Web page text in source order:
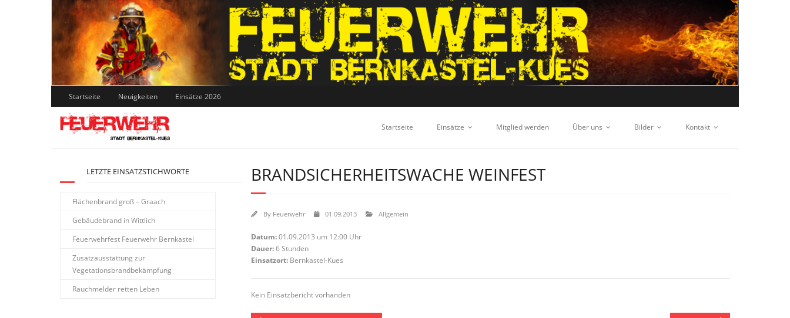
Skip
to
content
Startseite Neuigkeiten Einsätze 2026
Startseite Einsätze Mitglied werden Über uns Bilder Kontakt
BRANDSICHERHEITSWACHE WEINFEST
By Feuerwehr 01.09.2013 Allgemein
Datum:01.09.2013 um 12:00 Uhr
Dauer:6 Stunden
Einsatzort: Bernkastel-Kues
Kein Einsatzbericht vorhanden
LETZTE EINSATZSTICHWORTE
Flächenbrand groß – Graach
Gebäudebrand in Wittlich
Feuerwehrfest Feuerwehr Bernkastel
Zusatzausstattung zur
Vegetationsbrandbekämpfung
Rauchmelder retten Leben